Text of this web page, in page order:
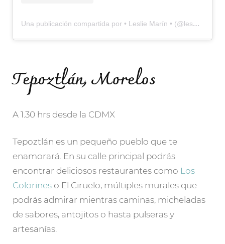
Una publicación compartida por • Leslie Marín • (@lesmarinv)
Tepoztlán, Morelos
A 1.30 hrs desde la CDMX
Tepoztlán es un pequeño pueblo que te
enamorará. En su calle principal podrás
encontrar deliciosos restaurantes como Los
Colorines o El Ciruelo, múltiples murales que
podrás admirar mientras caminas, micheladas
de sabores, antojitos o hasta pulseras y
artesanías.